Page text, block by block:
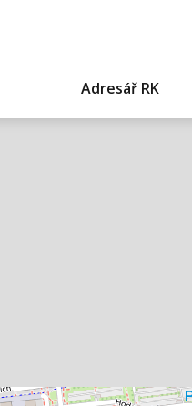
Adresář RK